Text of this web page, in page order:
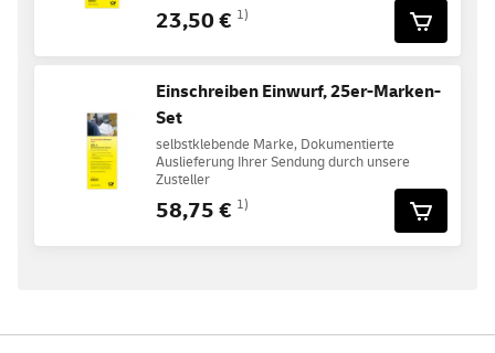
23,50 € 1)
Einschreiben Einwurf, 25er-Marken-
Set
selbstklebende Marke, Dokumentierte
Auslieferung Ihrer Sendung durch unsere
Zusteller
58,75 € 1)